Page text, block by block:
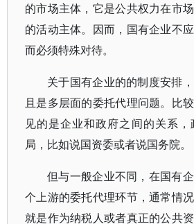
的市场主体，它是公共权力在市
的活动主体。因而，国有企业不
而必须特殊对待。
关于国有企业的的制度安排
且是多层面的委托代理问题。比
见的是企业和政府之间的关系
局，比如说国资委或者说国务院。
但与一般企业不同，在国有
个上游的委托代理环节，通常情
就是作为纳税人或者真正的公共